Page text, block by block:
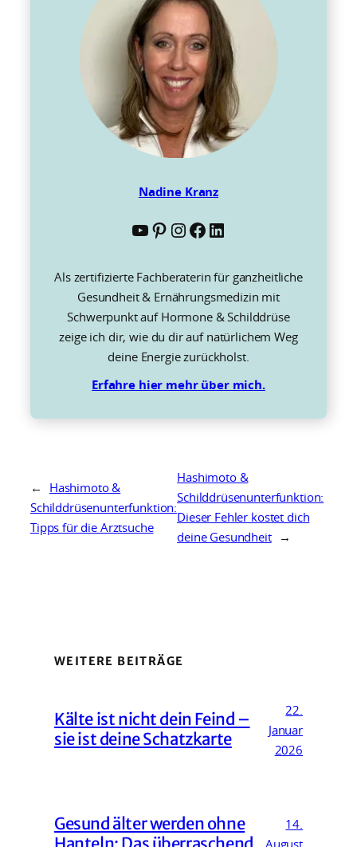
Nadine Kranz
YouTube Pinterest InstagramFacebook LinkedIn
Als zertifizierte Fachberaterin für ganzheitliche
Gesundheit & Ernährungsmedizin mit
Schwerpunkt auf Hormone & Schilddrüse
zeige ich dir, wie du dir auf natürlichem Weg
deine Energie zurückholst.
Erfahre hier mehr über mich.
←
Hashimoto &
Schilddrüsenunterfunktion:
Tipps für die Arztsuche
Hashimoto &
Schilddrüsenunterfunktion:
Dieser Fehler kostet dich
deine Gesundheit
→
WEITERE BEITRÄGE
Kälte ist nicht dein Feind –
sie ist deine Schatzkarte
22.
Januar
2026
Gesund älter werden ohne
14.
August